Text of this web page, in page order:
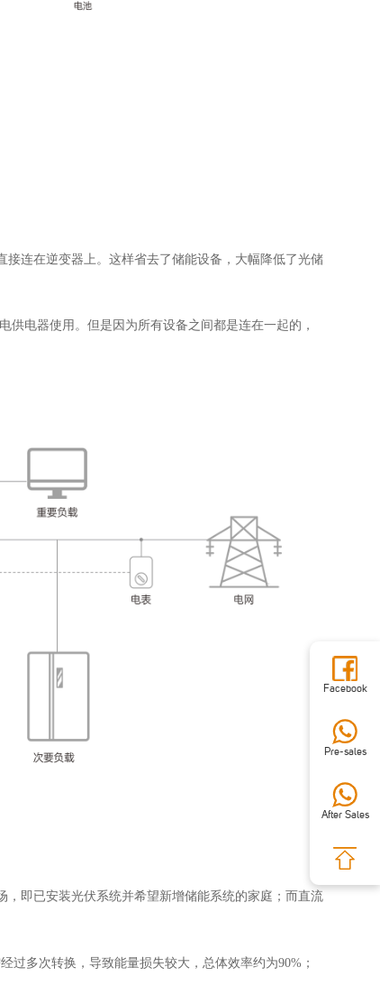
连在逆变器上。这样省去了储能设备，大幅降低了光储
电器使用。但是因为所有设备之间都是连在一起的，
即已安装光伏系统并希望新增储能系统的家庭；而直流
过多次转换，导致能量损失较大，总体效率约为90%；
Facebook
Pre-sales
After Sales